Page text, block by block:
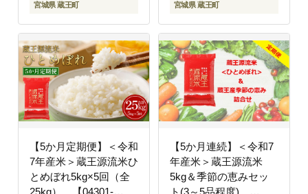
宮城県 蔵王町 宮城県 蔵王町
【5か月定期便】＜令和
7年産米＞蔵王源流米ひ
とめぼれ5kg×5回（全
【5か月連続】＜令和7
年産米＞蔵王源流米
5kg＆季節の恵みセッ